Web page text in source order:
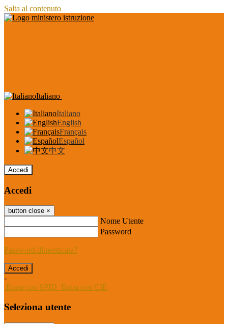
Salta al contenuto
Italiano
Italiano
English
Français
Español
中文
Accedi
Accedi
button close ×
Nome Utente
Password
Password dimenticata?
-
Entra con SPID Entra con CIE
Seleziona utente